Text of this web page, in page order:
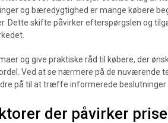
og bæredygtighed er mange købere
Dette skifte påvirker efterspørgslen og
og give praktiske råd til købere, der
Ved at se nærmere på de nuværende
på til at træffe informerede beslutninger
der påvirker